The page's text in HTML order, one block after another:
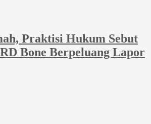
Praktisi Hukum Sebut
Bone Berpeluang Lapor